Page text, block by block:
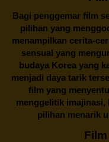
Bagi penggemar film
pilihan yang
menampilkan cerita-
sensual yang
budaya Korea yang
menjadi daya tarik
film yang
menggelitik imajinasi,
pilihan menarik